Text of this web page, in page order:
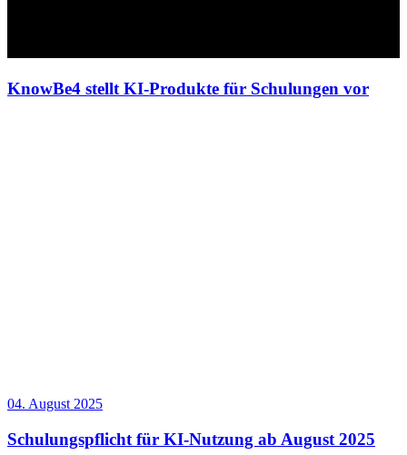
KnowBe4 stellt KI-Produkte für Schulungen vor
04. August 2025
Schulungspflicht für KI-Nutzung ab August 2025